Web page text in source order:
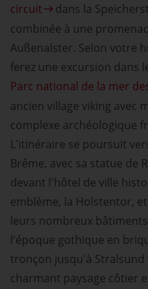
circuit
dans la
combinée à une
Außenalster. Selon votre
ferez une excursion dans
Parc national de la mer
ancien village viking avec
complexe archéologique
L'itinéraire se poursuit
Brême, avec sa statue de
devant l'hôtel de ville
emblème, la Holstentor,
leurs nombreux
l'époque gothique en
tronçon jusqu'à
charmant paysage côtier